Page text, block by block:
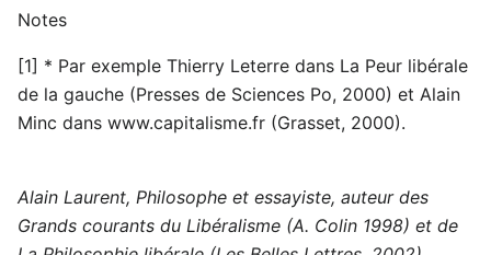
Notes
[1] * Par exemple Thierry Leterre dans La Peur libérale
de la gauche (Presses de Sciences Po, 2000) et Alain
Minc dans www.capitalisme.fr (Grasset, 2000).
Alain Laurent, Philosophe et essayiste, auteur des
Grands courants du Libéralisme (A. Colin 1998) et de